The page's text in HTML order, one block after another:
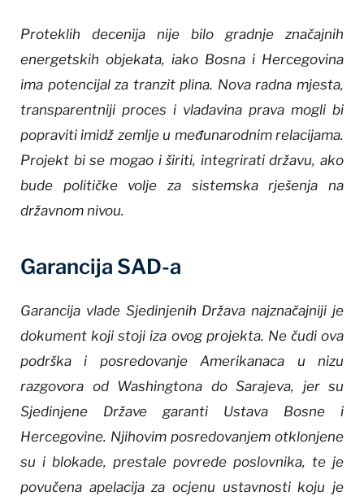
Proteklih decenija nije bilo gradnje značajnih
energetskih objekata, iako Bosna i Hercegovina
ima potencijal za tranzit plina. Nova radna mjesta,
transparentniji proces i vladavina prava mogli bi
popraviti imidž zemlje u međunarodnim relacijama.
Projekt bi se mogao i širiti, integrirati državu, ako
bude političke volje za sistemska rješenja na
državnom nivou.
Garancija SAD-a
Garancija vlade Sjedinjenih Država najznačajniji je
dokument koji stoji iza ovog projekta. Ne čudi ova
podrška i posredovanje Amerikanaca u nizu
razgovora od Washingtona do Sarajeva, jer su
Sjedinjene Države garanti Ustava Bosne i
Hercegovine. Njihovim posredovanjem otklonjene
su i blokade, prestale povrede poslovnika, te je
povučena apelacija za ocjenu ustavnosti koju je